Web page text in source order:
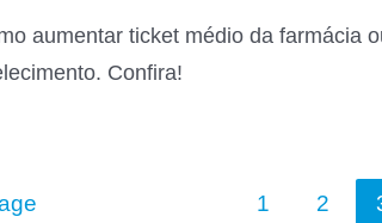
aumentar ticket médio da farmácia
Confira!
1 2